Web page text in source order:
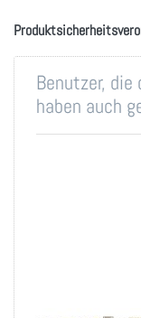
Benutzer,
haben auch